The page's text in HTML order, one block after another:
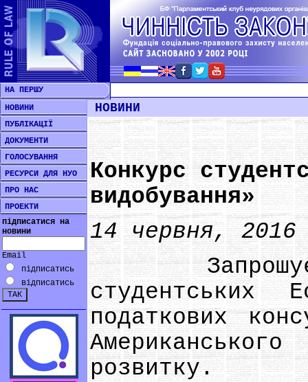
НА ПЕРШУ
НОВИНИ
ПУБЛІКАЦІЇ
ДОКУМЕНТИ
ГОЛОСУВАННЯ
РЕСУРСИ ДЛЯ НУО
ПРО НАС
ПРОЕКТИ
підписатися на
новини
Email
підписатись
відписатись
НОВИНИ
Конкурс
видобування»
14 червня,
Запрошуємо
студентських
податкових
розвитку.